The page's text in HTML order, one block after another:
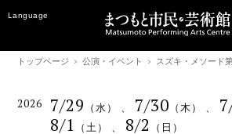
Language
トップページ 公演・イベント スズキ・メソード
2026 7/29 （水） 、 7/30 （木） 、
8/1 （土） 、 8/2 （日）